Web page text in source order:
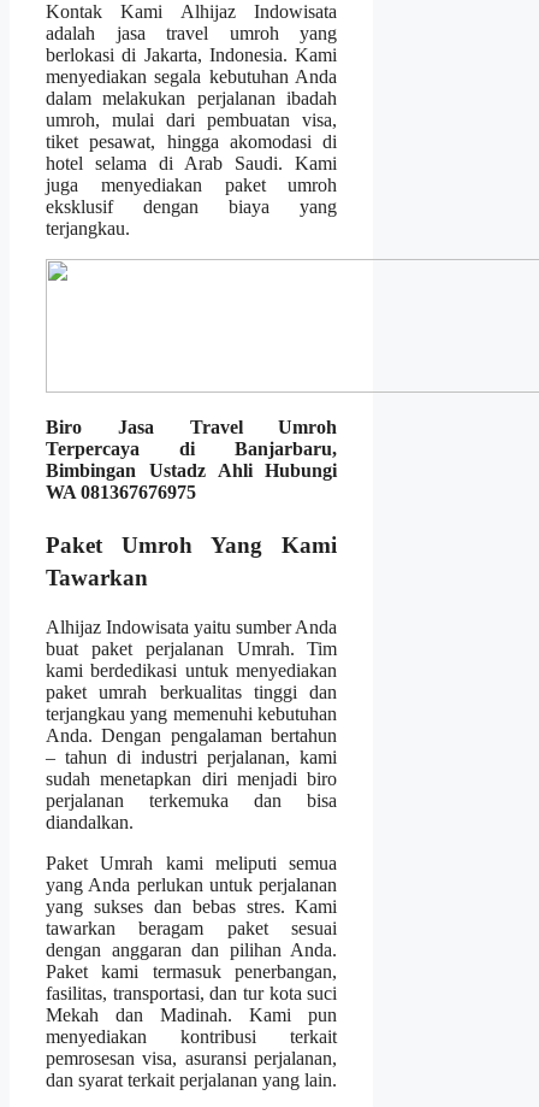
Kontak Kami Alhijaz Indowisata
adalah jasa travel umroh yang
berlokasi di Jakarta, Indonesia. Kami
menyediakan segala kebutuhan Anda
dalam melakukan perjalanan ibadah
umroh, mulai dari pembuatan visa,
tiket pesawat, hingga akomodasi di
hotel selama di Arab Saudi. Kami
juga menyediakan paket umroh
eksklusif dengan biaya yang
terjangkau.
Biro Jasa Travel Umroh
Terpercaya di Banjarbaru,
Bimbingan Ustadz Ahli Hubungi
WA 081367676975
Paket Umroh Yang Kami
Tawarkan
Alhijaz Indowisata yaitu sumber Anda
buat paket perjalanan Umrah. Tim
kami berdedikasi untuk menyediakan
paket umrah berkualitas tinggi dan
terjangkau yang memenuhi kebutuhan
Anda. Dengan pengalaman bertahun
– tahun di industri perjalanan, kami
sudah menetapkan diri menjadi biro
perjalanan terkemuka dan bisa
diandalkan.
Paket Umrah kami meliputi semua
yang Anda perlukan untuk perjalanan
yang sukses dan bebas stres. Kami
tawarkan beragam paket sesuai
dengan anggaran dan pilihan Anda.
Paket kami termasuk penerbangan,
fasilitas, transportasi, dan tur kota suci
Mekah dan Madinah. Kami pun
menyediakan kontribusi terkait
pemrosesan visa, asuransi perjalanan,
dan syarat terkait perjalanan yang lain.